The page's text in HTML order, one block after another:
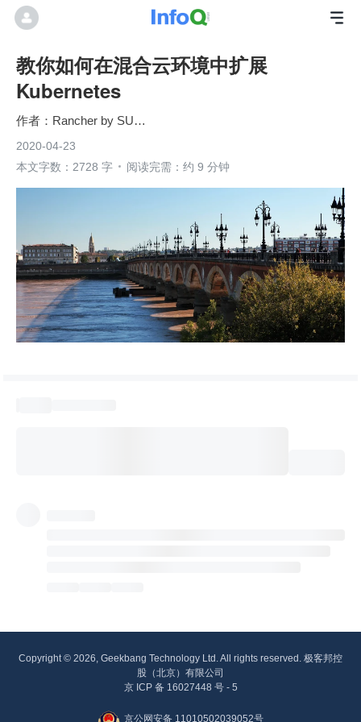
教你如何在混合云环境中扩展
Kubernetes
Rancher by SUSE
2020-04-23
本文字数：2728 字
阅读完需：约 9 分钟
Copyright © 2026, Geekbang Technology Ltd. All rights reserved. 极客邦控
股（北京）有限公司
京 ICP 备 16027448 号 - 5
京公网安备 11010502039052号